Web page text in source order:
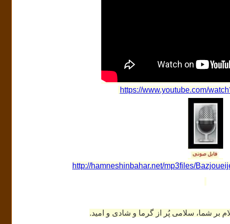
https://www.youtube.com/
http://hamneshinbahar.net/mp3files/
بر شما، سلامی پُر از گرما و شادی و امید.